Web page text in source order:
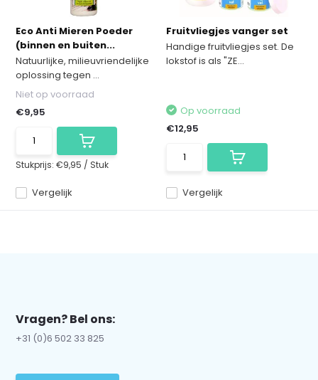
Eco Anti Mieren Poeder
(binnen en buiten...
Natuurlijke, milieuvriendelijke
oplossing tegen ...
Vergelijk
Niet op voorraad
€9,95
Stukprijs:€9,95 / Stuk
Fruitvliegjes vanger set
Handige fruitvliegjes set. De
lokstof is als "ZE...
Vergelijk
Op voorraad
€12,95
Vragen? Bel ons:
+31 (0)6 502 33 825